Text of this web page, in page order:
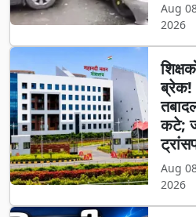
Aug
2026
ब्रेक!
कटे;
Aug
2026